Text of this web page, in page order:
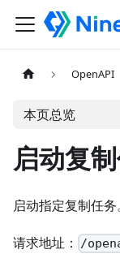
OpenAPI
本页总览
启动复
启动指定复制任务。
请求地址： /